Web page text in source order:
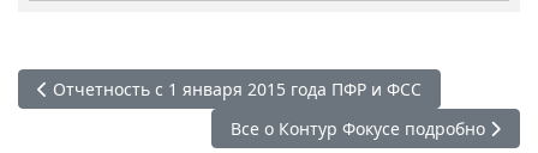
Предыдущий: Отчетность с 1 января 2015 года ПФР и ФСС
Отчетность с 1 января 2015 года ПФР и ФСС
Следующий: Все о Контур Фокусе
Все о Контур Фокусе подробно